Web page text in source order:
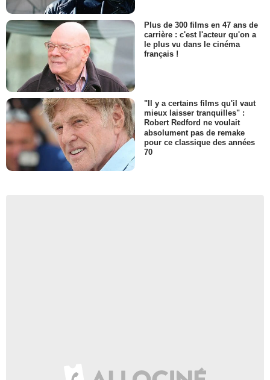
Plus de 300 films en 47 ans de
carrière : c'est l'acteur qu'on a
le plus vu dans le cinéma
français !
"Il y a certains films qu'il vaut
mieux laisser tranquilles" :
Robert Redford ne voulait
absolument pas de remake
pour ce classique des années
70